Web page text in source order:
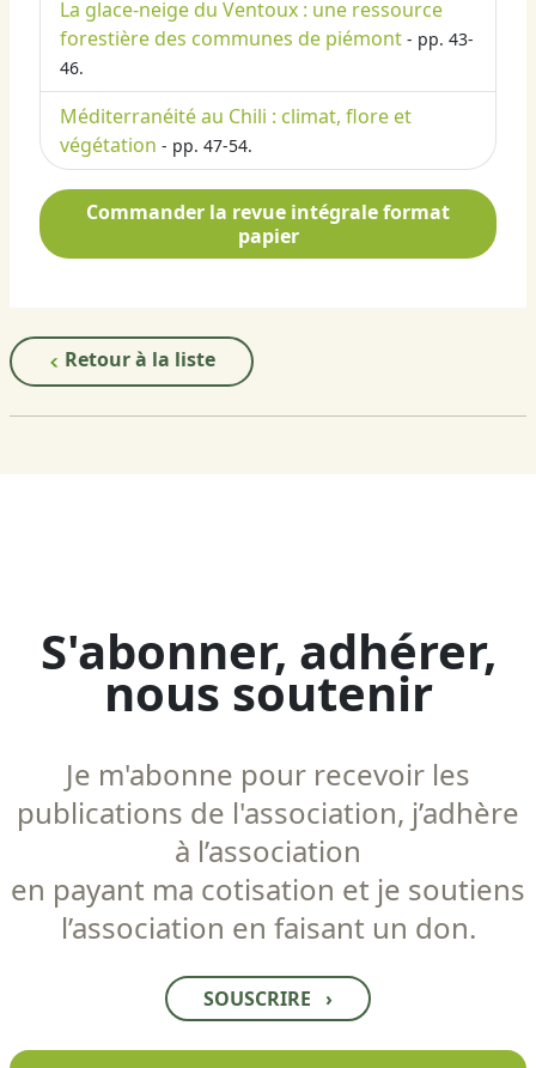
La glace-neige du Ventoux : une ressource
forestière des communes de piémont - pp. 43-
46.
Méditerranéité au Chili : climat, flore et
végétation - pp. 47-54.
Commander la revue intégrale format
papier
Retour à la liste
S'abonner, adhérer,
nous soutenir
Je m'abonne pour recevoir les
publications de l'association, j’adhère
à l’association
en payant ma cotisation et je soutiens
l’association en faisant un don.
SOUSCRIRE ›